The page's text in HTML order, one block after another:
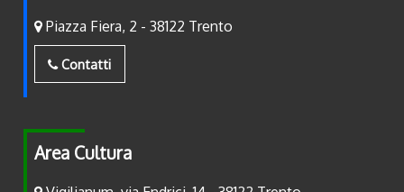
Piazza Fiera, 2 - 38122 Trento
Contatti
Area Cultura